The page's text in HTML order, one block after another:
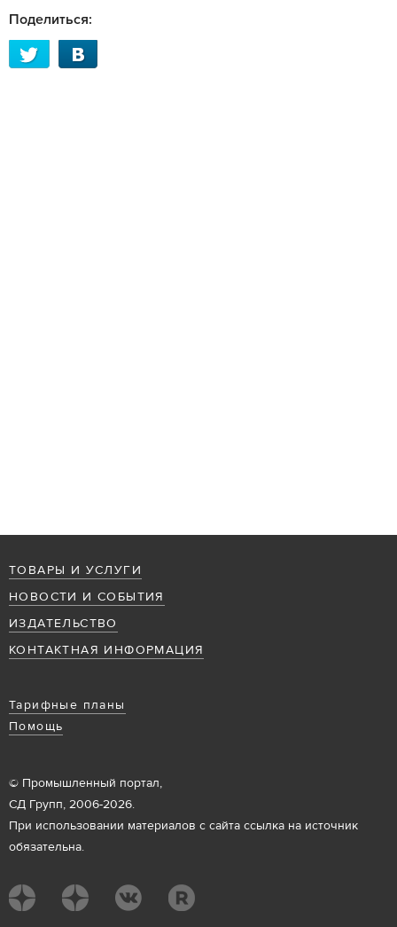
Поделиться:
ТОВАРЫ И УСЛУГИ
НОВОСТИ И СОБЫТИЯ
ИЗДАТЕЛЬСТВО
КОНТАКТНАЯ ИНФОРМАЦИЯ
Тарифные планы
Помощь
© Промышленный портал,
СД Групп, 2006-2026.
При использовании материалов с сайта ссылка на источник
обязательна.